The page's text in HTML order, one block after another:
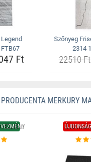
Ft
Szőnyeg
2314
22510 Ft
MERKURY
ÚJDONSÁG